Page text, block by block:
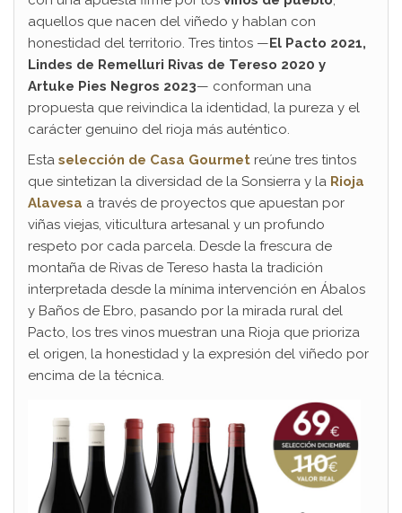
aquellos que nacen del viñedo y hablan con
honestidad del territorio. Tres tintos —El Pacto 2021,
Lindes de Remelluri Rivas de Tereso 2020 y
Artuke Pies Negros 2023— conforman una
propuesta que reivindica la identidad, la pureza y el
carácter genuino del rioja más auténtico.
Esta selección de Casa Gourmet reúne tres tintos
que sintetizan la diversidad de la Sonsierra y la Rioja
Alavesa a través de proyectos que apuestan por
viñas viejas, viticultura artesanal y un profundo
respeto por cada parcela. Desde la frescura de
montaña de Rivas de Tereso hasta la tradición
interpretada desde la mínima intervención en Ábalos
y Baños de Ebro, pasando por la mirada rural del
Pacto, los tres vinos muestran una Rioja que prioriza
el origen, la honestidad y la expresión del viñedo por
encima de la técnica.